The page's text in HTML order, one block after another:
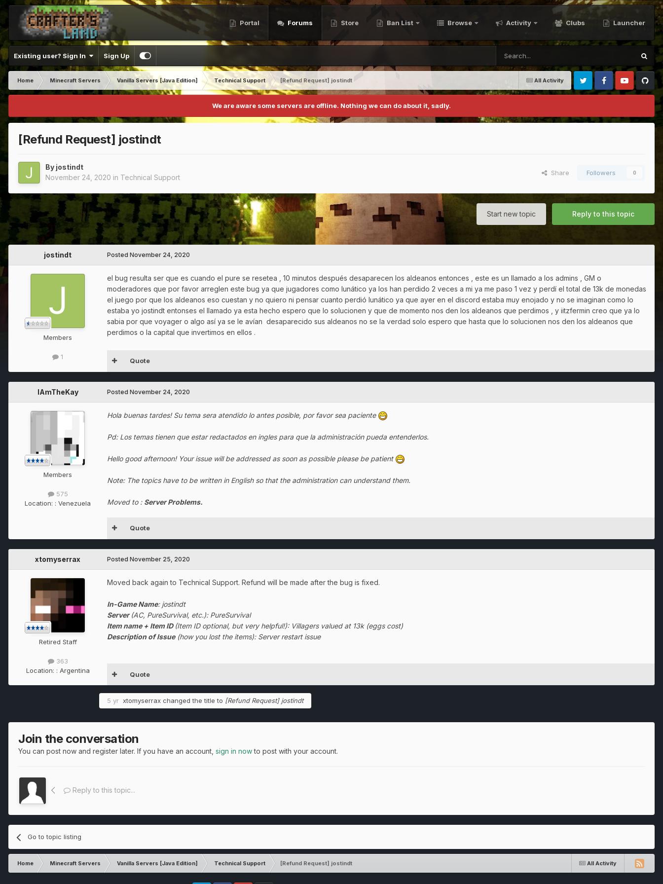
Portal Forums Store Ban List Browse Activity Clubs Launcher
Existing user? Sign In Sign Up
All Activity
Home Minecraft Servers Vanilla Servers [Java Edition] Technical Support
[Refund Request] jostindt
Twitter FacebookYoutubeGithub
We are aware some servers are offline. Nothing we can do about it, sadly.
[Refund Request] jostindt
By jostindt
November 24, 2020 in Technical Support
Share Followers 0
Reply to this topic
Start new topic
jostindt
Members
1
Posted November 24, 2020
el bug resulta ser que es cuando el pure se resetea , 10 minutos después desaparecen los aldeanos entonces , este es un llamado a los admins , GM o
moderadores que por favor arreglen este bug ya que jugadores como lunático ya los han perdido 2 veces a mi ya me paso 1 vez y perdí el total de 13k de monedas
el juego por que los aldeanos eso cuestan y no quiero ni pensar cuanto perdió lunático ya que ayer en el discord estaba muy enojado y no se imaginan como lo
estaba yo jostindt entonses el llamado ya esta hecho espero que lo solucionen y que de momento nos den los aldeanos que perdimos , y iitzfermin creo que ya lo
sabia por que voyager o algo así ya se le avían desaparecido sus aldeanos no se la verdad solo espero que hasta que lo solucionen nos den los aldeanos que
perdimos o la capital que invertimos en ellos .
Quote
IAmTheKay
Members
575
Location: : Venezuela
Posted November 24, 2020
Hola buenas tardes! Su tema sera atendido lo antes posible, por favor sea paciente
Pd: Los temas tienen que estar redactados en ingles para que la administración pueda entenderlos.
Hello good afternoon! Your issue will be addressed as soon as possible please be patient
Note: The topics have to be written in English so that the administration can understand them.
Moved to : Server Problems.
Quote
xtomyserrax
Retired Staff
363
Location: : Argentina
Posted November 25, 2020
Moved back again to Technical Support. Refund will be made after the bug is fixed.
In-Game Name: jostindt
Server (AC, PureSurvival, etc.): PureSurvival
Item name + Item ID (Item ID optional, but very helpful!): Villagers valued at 13k (eggs cost)
Description of Issue (how you lost the items): Server restart issue
Quote
5 yr xtomyserrax changed the title to [Refund Request] jostindt
Join the conversation
You can post now and register later. If you have an account, sign in nowto post with your account.
Reply to this topic...
Go to topic listing
All Activity
Home Minecraft Servers Vanilla Servers [Java Edition] Technical Support [Refund Request] jostindt